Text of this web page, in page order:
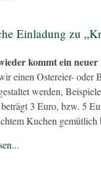
Einladung zu
kommt ein
einen Ostereier- oder
werden,
3 Euro, bzw. 5
Kuchen gemütlich